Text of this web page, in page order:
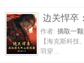
边关悍卒
作者: 摘取一
【海克斯科
羽穿...